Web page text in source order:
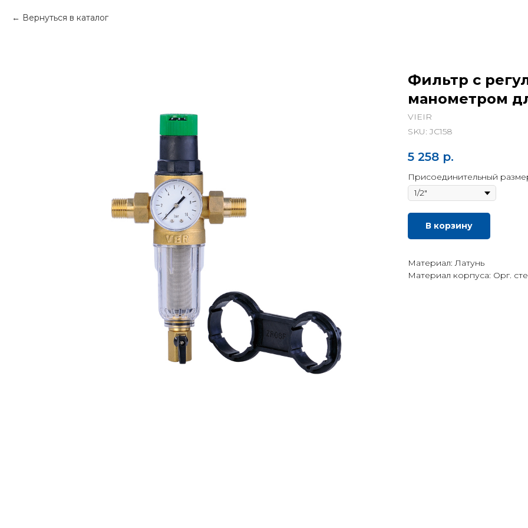
Вернуться в каталог
Фильтр с
манометром
VIEIR
SKU: JC158
5 258 р.
Присоединительный
В корзину
Материал: Латунь
Материал корпуса: Орг.